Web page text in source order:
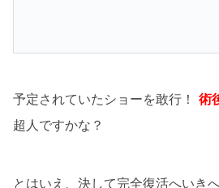
予定されていたショーを敢行！ 術
超人ですかな？
とはいえ、決して完全復活へいき